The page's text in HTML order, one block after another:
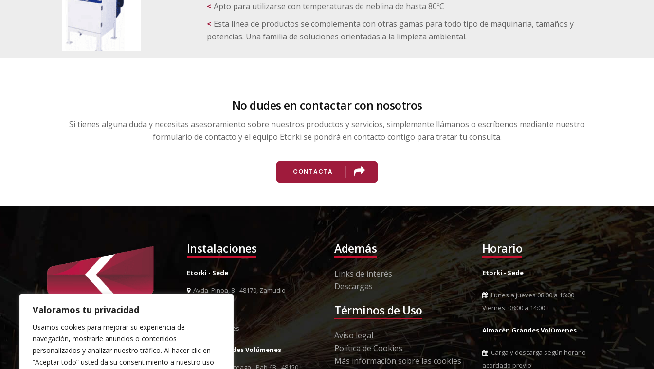
Valoramos tu privacidad
Usamos cookies para mejorar su experiencia de
navegación, mostrarle anuncios o contenidos
personalizados y analizar nuestro tráfico. Al hacer clic en
“Aceptar todo” usted da su consentimiento a nuestro uso
< Apto para utilizarse con temperaturas de neblina de hasta 80ºC
< Esta línea de productos se complementa con otras gamas para todo tipo de maquinaria, tamaños y
potencias. Una familia de soluciones orientadas a la limpieza ambiental.
No dudes en contactar con nosotros
Si tienes alguna duda y necesitas asesoramiento sobre nuestros productos y servicios, simplemente llámanos o escríbenos mediante nuestro
formulario de contacto y el equipo Etorki se pondrá en contacto contigo para tratar tu consulta.
CONTACTA
Instalaciones
Etorki - Sede
Avda. Pinoa, 8 - 48170, Zamudio
info@etorki.es
Almacén Grandes Volúmenes
Pol. Ind. Berreteaga - Pab 6B - 48150,
Además
Links de interés
Descargas
Términos de Uso
Aviso legal
Política de Cookies
Más información sobre las cookies
Horario
Etorki - Sede
Lunes a jueves 08:00 a 16:00
Viernes: 08:00 a 14:00
Almacén Grandes Volúmenes
Carga y descarga según horario
acordado previo